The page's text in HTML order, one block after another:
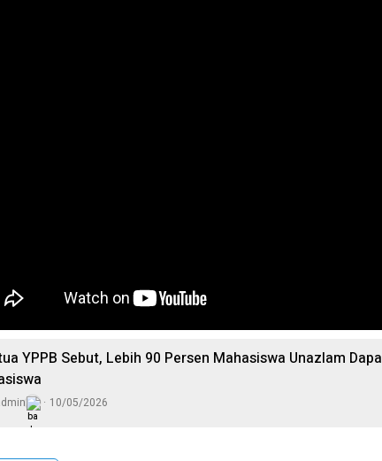
YPPB Sebut, Lebih 90 Persen Mahasiswa Unazlam
10/05/2026